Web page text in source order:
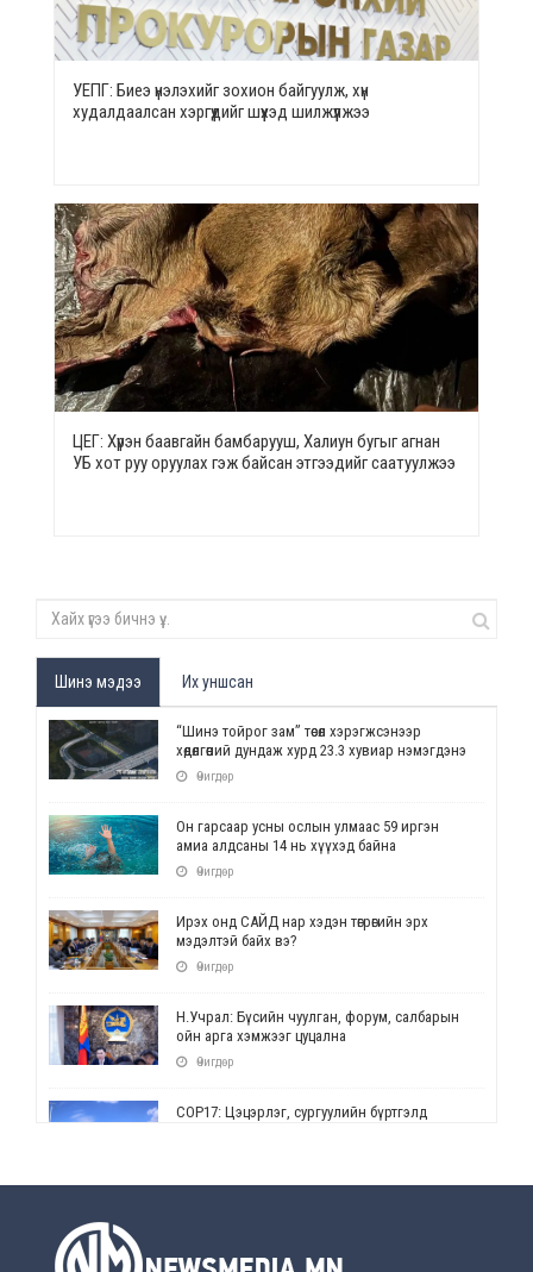
УЕПГ: Биеэ үнэлэхийг зохион байгуулж, хүн
худалдаалсан хэргүүдийг шүүхэд шилжүүлжээ
ЦЕГ: Хүрэн баавгайн бамбарууш, Халиун бугыг агнан
УБ хот руу оруулах гэж байсан этгээдийг саатуулжээ
Шинэ мэдээ Их уншсан
“Шинэ тойрог зам” төсөл хэрэгжсэнээр
хөдөлгөөний дундаж хурд 23.3 хувиар нэмэгдэнэ
Өчигдөр
Он гарсаар усны ослын улмаас 59 иргэн
амиа алдсаны 14 нь хүүхэд байна
Өчигдөр
Ирэх онд САЙД нар хэдэн төгрөгийн эрх
мэдэлтэй байх вэ?
Өчигдөр
Н.Учрал: Бүсийн чуулган, форум, салбарын
ойн арга хэмжээг цуцална
Өчигдөр
СОР17: Цэцэрлэг, сургуулийн бүртгэлд